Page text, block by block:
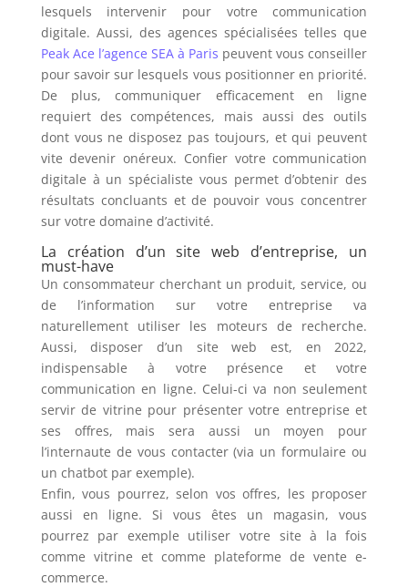
lesquels intervenir pour votre communication
digitale. Aussi, des agences spécialisées telles que
Peak Ace l’agence SEA à Paris peuvent vous conseiller
pour savoir sur lesquels vous positionner en priorité.
De plus, communiquer efficacement en ligne
requiert des compétences, mais aussi des outils
dont vous ne disposez pas toujours, et qui peuvent
vite devenir onéreux. Confier votre communication
digitale à un spécialiste vous permet d’obtenir des
résultats concluants et de pouvoir vous concentrer
sur votre domaine d’activité.
La création d’un site web d’entreprise, un
must-have
Un consommateur cherchant un produit, service, ou
de l’information sur votre entreprise va
naturellement utiliser les moteurs de recherche.
Aussi, disposer d’un site web est, en 2022,
indispensable à votre présence et votre
communication en ligne. Celui-ci va non seulement
servir de vitrine pour présenter votre entreprise et
ses offres, mais sera aussi un moyen pour
l’internaute de vous contacter (via un formulaire ou
un chatbot par exemple).
Enfin, vous pourrez, selon vos offres, les proposer
aussi en ligne. Si vous êtes un magasin, vous
pourrez par exemple utiliser votre site à la fois
comme vitrine et comme plateforme de vente e-
commerce.